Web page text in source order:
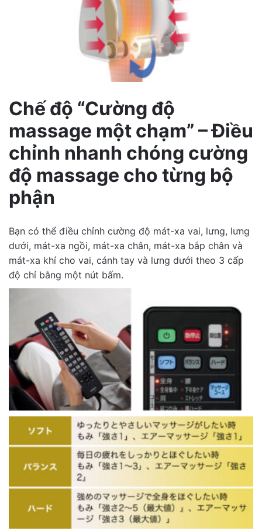
Chế độ “Cường độ
massage một chạm” – Điều
chỉnh nhanh chóng cường
độ massage cho từng bộ
phận
Bạn có thể điều chỉnh cường độ mát-xa vai, lưng, lưng
dưới, mát-xa ngồi, mát-xa chân, mát-xa bắp chân và
mát-xa khí cho vai, cánh tay và lưng dưới theo 3 cấp
độ chỉ bằng một nút bấm.